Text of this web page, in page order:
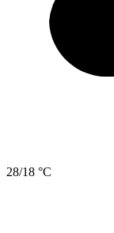
28/18 °C